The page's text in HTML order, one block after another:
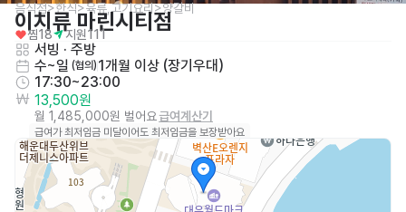
음식점>한식>육류,고기요리>양갈비
이치류 마린시티점
찜18 지원111
서빙 · 주방
수~일 (협의) 1개월 이상 (장기우대)
17:30~23:00
13,500원
월 1,485,000원 벌어요급여계산기
급여가 최저임금 미달이어도 최저임금을 보장받아요